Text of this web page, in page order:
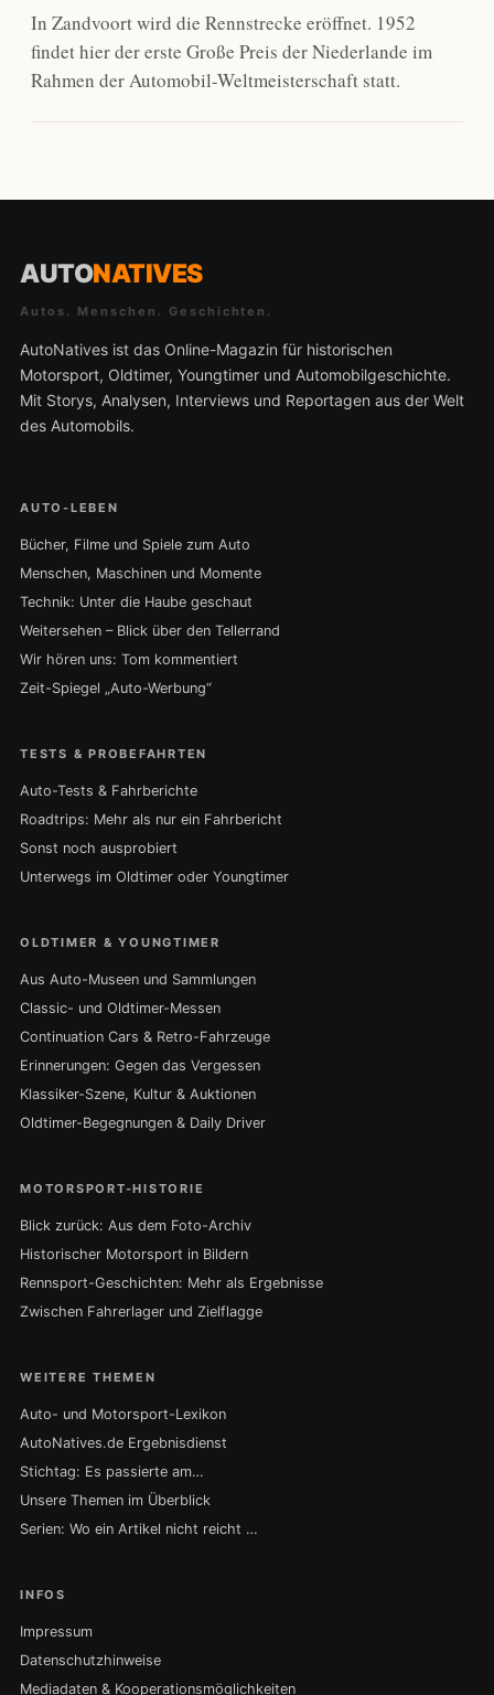
In Zandvoort wird die Rennstrecke eröffnet. 1952
findet hier der erste Große Preis der Niederlande im
Rahmen der Automobil-Weltmeisterschaft statt.
AUTONATIVES
Autos. Menschen. Geschichten.
AutoNatives ist das Online-Magazin für historischen
Motorsport, Oldtimer, Youngtimer und Automobilgeschichte.
Mit Storys, Analysen, Interviews und Reportagen aus der Welt
des Automobils.
AUTO-LEBEN
Bücher, Filme und Spiele zum Auto
Menschen, Maschinen und Momente
Technik: Unter die Haube geschaut
Weitersehen – Blick über den Tellerrand
Wir hören uns: Tom kommentiert
Zeit-Spiegel „Auto-Werbung“
TESTS & PROBEFAHRTEN
Auto-Tests & Fahrberichte
Roadtrips: Mehr als nur ein Fahrbericht
Sonst noch ausprobiert
Unterwegs im Oldtimer oder Youngtimer
OLDTIMER & YOUNGTIMER
Aus Auto-Museen und Sammlungen
Classic- und Oldtimer-Messen
Continuation Cars & Retro-Fahrzeuge
Erinnerungen: Gegen das Vergessen
Klassiker-Szene, Kultur & Auktionen
Oldtimer-Begegnungen & Daily Driver
MOTORSPORT-HISTORIE
Blick zurück: Aus dem Foto-Archiv
Historischer Motorsport in Bildern
Rennsport-Geschichten: Mehr als Ergebnisse
Zwischen Fahrerlager und Zielflagge
WEITERE THEMEN
Auto- und Motorsport-Lexikon
AutoNatives.de Ergebnisdienst
Stichtag: Es passierte am…
Unsere Themen im Überblick
Serien: Wo ein Artikel nicht reicht …
INFOS
Impressum
Datenschutzhinweise
Mediadaten & Kooperationsmöglichkeiten